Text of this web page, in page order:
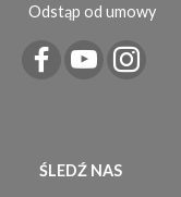
Odstąp od umowy
ŚLEDŹ NAS